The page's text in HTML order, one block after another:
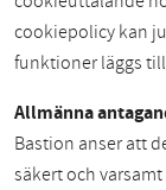
cookiepolicy kan
funktioner läggs
Allmänna
Bastion anser att
säkert och